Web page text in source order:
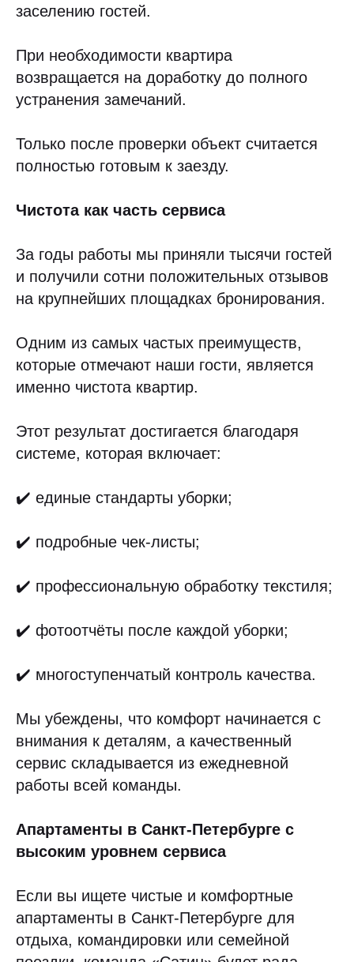
заселению гостей.
При необходимости квартира
возвращается на доработку до полного
устранения замечаний.
Только после проверки объект считается
полностью готовым к заезду.
Чистота как часть сервиса
За годы работы мы приняли тысячи гостей
и получили сотни положительных отзывов
на крупнейших площадках бронирования.
Одним из самых частых преимуществ,
которые отмечают наши гости, является
именно чистота квартир.
Этот результат достигается благодаря
системе, которая включает:
✔️ единые стандарты уборки;
✔️ подробные чек-листы;
✔️ профессиональную обработку текстиля;
✔️ фотоотчёты после каждой уборки;
✔️ многоступенчатый контроль качества.
Мы убеждены, что комфорт начинается с
внимания к деталям, а качественный
сервис складывается из ежедневной
работы всей команды.
Апартаменты в Санкт-Петербурге с
высоким уровнем сервиса
Если вы ищете чистые и комфортные
апартаменты в Санкт-Петербурге для
отдыха, командировки или семейной